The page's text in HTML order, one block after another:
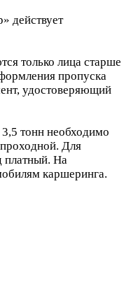
действует
только лица старше
пропуска
удостоверяющий
тонн необходимо
Для
платный. На
каршеринга.